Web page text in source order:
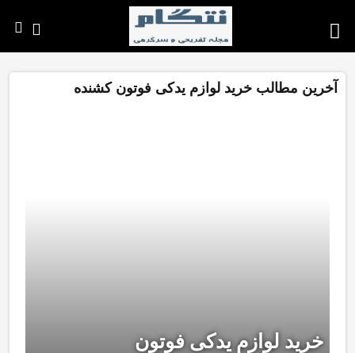
آخرین مطالب خرید لوازم یدکی فوتون کشنده
خرید لوازم یدکی فوتون